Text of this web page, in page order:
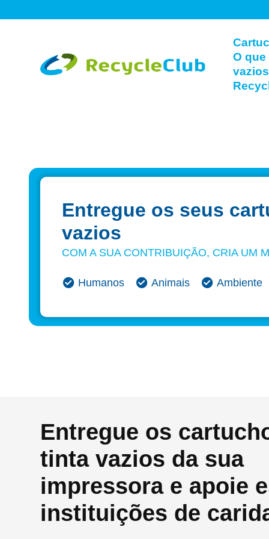
O
Entregue os seus
vazios
COM A SUA CONTRIBUIÇÃO, CRIA UM
Humanos Animais Ambiente
Entregue os
tinta vazios da sua
impressora e apoie
instituições de